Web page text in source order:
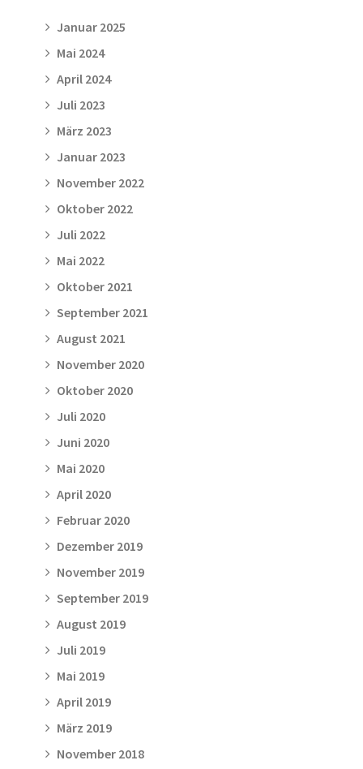
Januar 2025
Mai 2024
April 2024
Juli 2023
März 2023
Januar 2023
November 2022
Oktober 2022
Juli 2022
Mai 2022
Oktober 2021
September 2021
August 2021
November 2020
Oktober 2020
Juli 2020
Juni 2020
Mai 2020
April 2020
Februar 2020
Dezember 2019
November 2019
September 2019
August 2019
Juli 2019
Mai 2019
April 2019
März 2019
November 2018